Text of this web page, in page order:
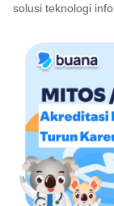
solusi teknologi